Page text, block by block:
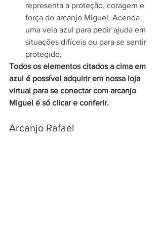
representa a proteção, coragem e
força do arcanjo Miguel. Acenda
uma vela azul para pedir ajuda em
situações difíceis ou para se sentir
protegido.
Todos os elementos citados a cima em
azul é possível adquirir em nossa loja
virtual para se conectar com arcanjo
Miguel é só clicar e conferir.
Arcanjo Rafael